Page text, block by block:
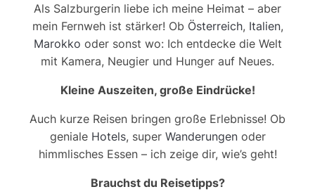
Als Salzburgerin liebe ich meine Heimat – aber
mein Fernweh ist stärker! Ob Österreich, Italien,
Marokko oder sonst wo: Ich entdecke die Welt
mit Kamera, Neugier und Hunger auf Neues.
Kleine Auszeiten, große Eindrücke!
Auch kurze Reisen bringen große Erlebnisse! Ob
geniale Hotels, super Wanderungenoder
himmlisches Essen – ich zeige dir, wie’s geht!
Brauchst du Reisetipps?